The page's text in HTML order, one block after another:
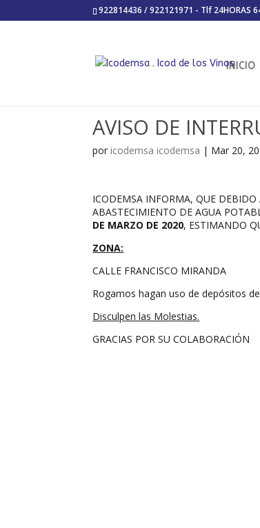
922814436 / 922121971 - Tlf 24HORAS
INICIO
AVISO DE
poricodemsa icodemsa | Mar 20,
ICODEMSA INFORMA, QUE DEBIDO
ABASTECIMIENTO DE AGUA
DE MARZO DE 2020, ESTIMANDO
ZONA:
CALLE FRANCISCO MIRANDA
Rogamos hagan uso de depósitos
Disculpen las Molestias.
GRACIAS POR SU COLABORACIÓN